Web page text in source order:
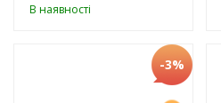
В наявності
-3%